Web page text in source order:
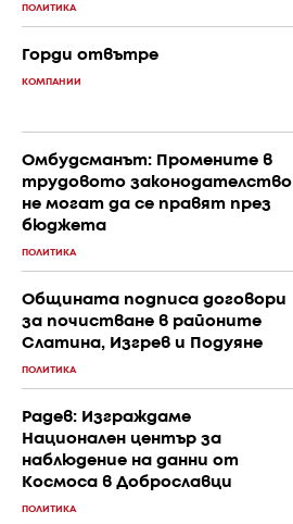
ПОЛИТИКА
Горди отвътре
КОМПАНИИ
Омбудсманът: Промените в
трудовото законодателство
не могат да се правят през
бюджета
ПОЛИТИКА
Общината подписа договори
за почистване в районите
Слатина, Изгрев и Подуяне
ПОЛИТИКА
Радев: Изграждаме
Национален център за
наблюдение на данни от
Космоса в Доброславци
ПОЛИТИКА